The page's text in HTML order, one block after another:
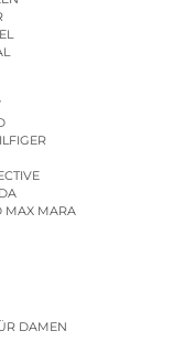
MAX MARA
DAMEN